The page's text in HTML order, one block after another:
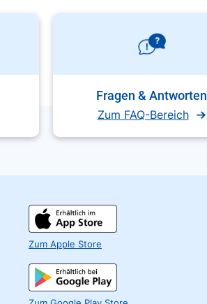
Fragen & Antworten
Zum FAQ-Bereich
Zum Apple Store